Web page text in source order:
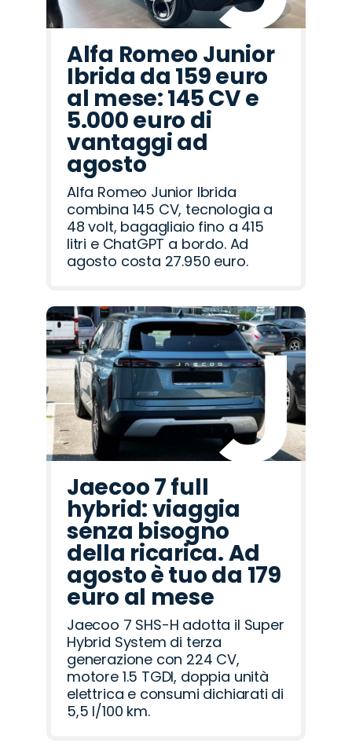
Alfa Romeo Junior
Ibrida da 159 euro
al mese: 145 CV e
5.000 euro di
vantaggi ad
agosto
Alfa Romeo Junior Ibrida
combina 145 CV, tecnologia a
48 volt, bagagliaio fino a 415
litri e ChatGPT a bordo. Ad
agosto costa 27.950 euro.
Jaecoo 7 full
hybrid: viaggia
senza bisogno
della ricarica. Ad
agosto è tuo da 179
euro al mese
Jaecoo 7 SHS-H adotta il Super
Hybrid System di terza
generazione con 224 CV,
motore 1.5 TGDI, doppia unità
elettrica e consumi dichiarati di
5,5 l/100 km.